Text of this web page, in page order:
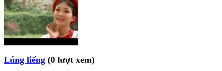
Lúng liếng (0 lượt xem)